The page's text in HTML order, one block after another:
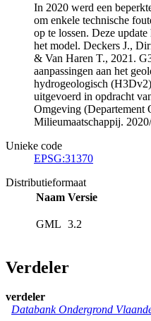
In 2020 werd een
om enkele technische
op te lossen. Deze
het model. Deckers J.,
& Van Haren T., 2021.
aanpassingen aan het
hydrogeologisch
uitgevoerd in opdracht
Omgeving (Departement
Milieumaatschappij.
Unieke code
EPSG:31370
Distributieformaat
Naam Versie
GML 3.2
Verdeler
verdeler
Databank Ondergrond